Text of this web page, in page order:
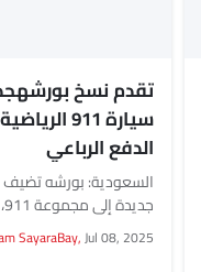
تقدم نسخ
سيارة 911
الدفع الرباعي
السعودية: بورشه تضيف
سيارات 911
ستة طرازات. كاريرا...
SayaraBay,Jul 08, 2025